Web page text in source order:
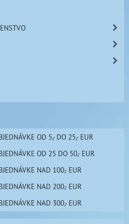
OD 5,- DO 25,- EUR
OD 25 DO 50,- EUR
NAD 100,- EUR
NAD 200,- EUR
NAD 300,- EUR